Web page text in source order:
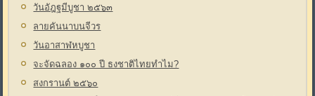
วันอัฎฐมีบูชา ๒๕๖๓
ลายคันนาบนจีวร
วันอาสาฬหบูชา
จะจัดฉลอง ๑๐๐ ปี ธงชาติไทยทำไม?
สงกรานต์ ๒๕๖๐